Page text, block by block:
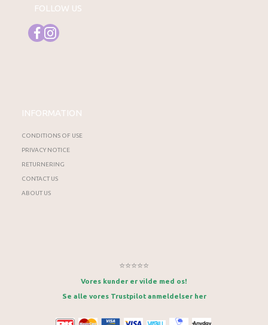
FOLLOW US
INFORMATION
CONDITIONS OF USE
PRIVACY NOTICE
RETURNERING
CONTACT US
ABOUT US
⭐⭐⭐⭐⭐
Vores kunder er vilde med os!
Se alle vores Trustpilot anmeldelser her